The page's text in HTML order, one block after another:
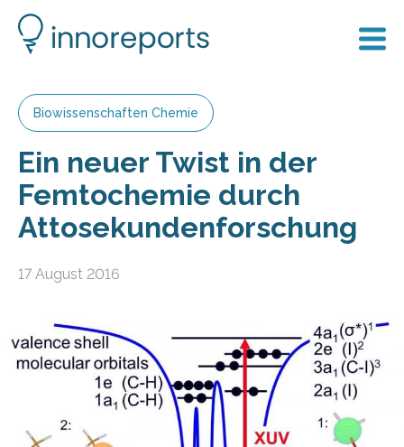
Biowissenschaften Chemie
Ein neuer Twist in der
Femtochemie durch
Attosekundenforschung
17 August 2016